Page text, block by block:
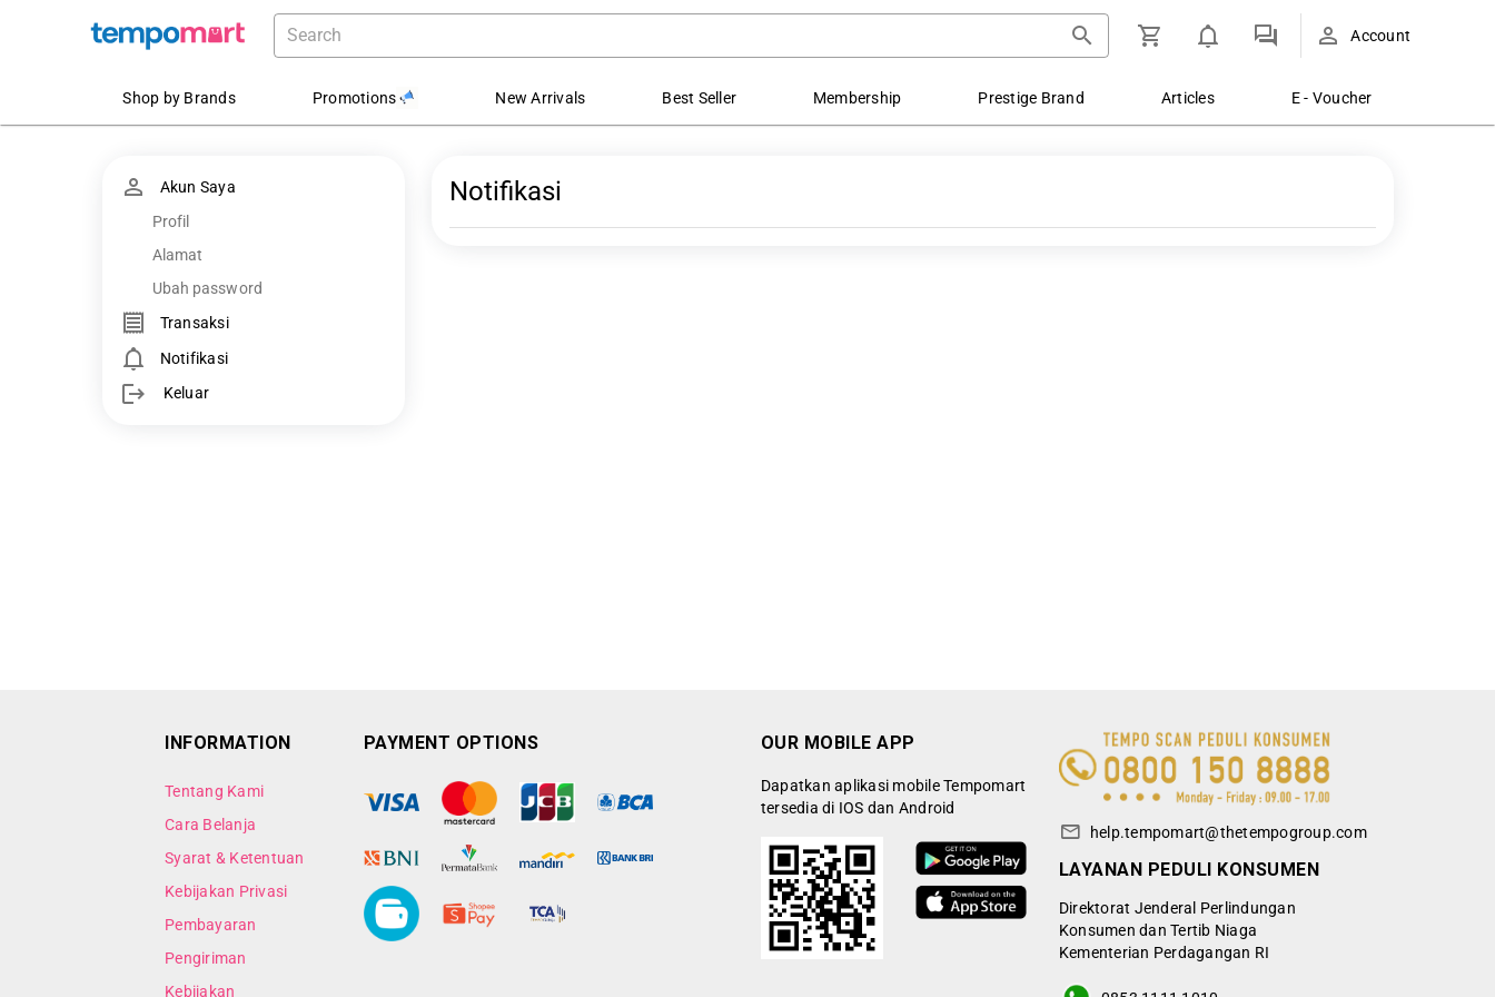
Account
Shop by Brands Promotions New Arrivals Best Seller Membership Prestige Brand Articles E - Voucher
Akun Saya
Profil
Alamat
Ubah password
Transaksi
Notifikasi
Keluar
Notifikasi
INFORMATION
Tentang Kami
Cara Belanja
Syarat & Ketentuan
Kebijakan Privasi
Pembayaran
Pengiriman
Kebijakan
PAYMENT OPTIONS OUR MOBILE APP
Dapatkan aplikasi mobile Tempomart
tersedia di IOS dan Android
help.tempomart@thetempogroup.com
LAYANAN PEDULI KONSUMEN
Direktorat Jenderal Perlindungan
Konsumen dan Tertib Niaga
Kementerian Perdagangan RI